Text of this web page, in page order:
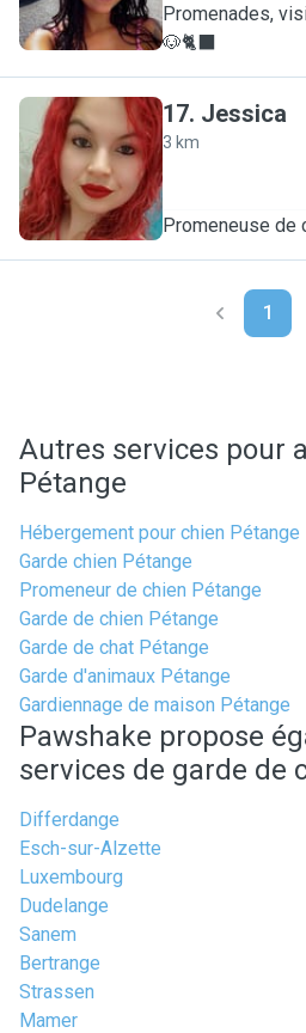
Promenades,
🐶🐈‍⬛
J
17. Jessica
3 km
Promeneuse de
1
Autres services pour
Pétange
Hébergement pour chien Pétange
Garde chien Pétange
Promeneur de chien Pétange
Garde de chien Pétange
Garde de chat Pétange
Garde d'animaux Pétange
Gardiennage de maison Pétange
Pawshake propose
services de garde de
Differdange
Esch-sur-Alzette
Luxembourg
Dudelange
Sanem
Bertrange
Strassen
Mamer